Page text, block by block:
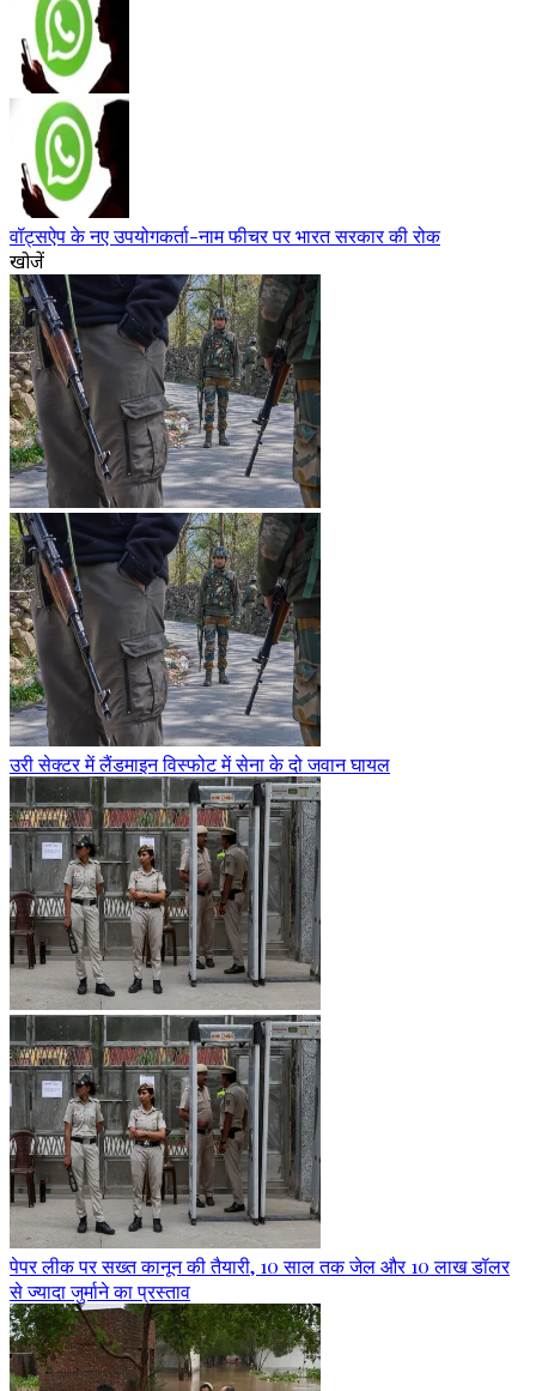
वॉट्सऐप के नए उपयोगकर्ता-नाम फीचर पर भारत सरकार की रोक
खोजें
उरी सेक्टर में लैंडमाइन विस्फोट में सेना के दो जवान घायल
पेपर लीक पर सख्त कानून की तैयारी, 10 साल तक जेल और 10 लाख डॉलर
से ज्यादा जुर्माने का प्रस्ताव